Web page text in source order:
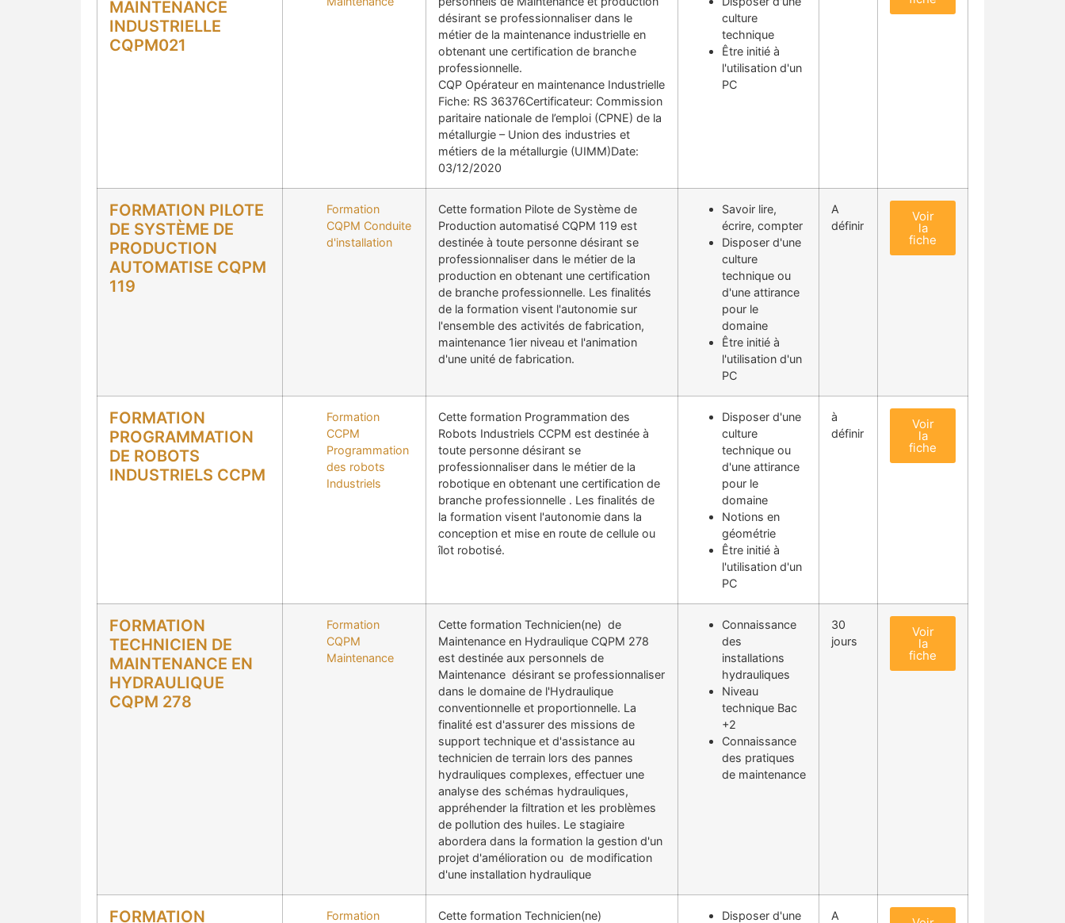
MAINTENANCE
INDUSTRIELLE
CQPM021
désirant se professionnaliser dans le
métier de la maintenance industrielle en
obtenant une certification de branche
professionnelle.
CQP Opérateur en maintenance Industrielle
Fiche: RS 36376Certificateur: Commission
paritaire nationale de l’emploi (CPNE) de la
métallurgie – Union des industries et
métiers de la métallurgie (UIMM)Date:
03/12/2020
culture
technique
Être initié à
l'utilisation d'un
PC
FORMATION PILOTE
DE SYSTÈME DE
PRODUCTION
AUTOMATISE CQPM
119
Formation
CQPM Conduite
d'installation
Cette formation Pilote de Système de
Production automatisé CQPM 119 est
destinée à toute personne désirant se
professionnaliser dans le métier de la
production en obtenant une certification
de branche professionnelle. Les finalités
de la formation visent l'autonomie sur
l'ensemble des activités de fabrication,
maintenance 1ier niveau et l'animation
d'une unité de fabrication.
Savoir lire,
écrire, compter
Disposer d'une
culture
technique ou
d'une attirance
pour le
domaine
Être initié à
l'utilisation d'un
PC
A
définir
Voir
la
fiche
FORMATION
PROGRAMMATION
DE ROBOTS
INDUSTRIELS CCPM
Formation
CCPM
Programmation
des robots
Industriels
Cette formation Programmation des
Robots Industriels CCPM est destinée à
toute personne désirant se
professionnaliser dans le métier de la
robotique en obtenant une certification de
branche professionnelle . Les finalités de
la formation visent l'autonomie dans la
conception et mise en route de cellule ou
îlot robotisé.
Disposer d'une
culture
technique ou
d'une attirance
pour le
domaine
Notions en
géométrie
Être initié à
l'utilisation d'un
PC
à
définir
Voir
la
fiche
FORMATION
TECHNICIEN DE
MAINTENANCE EN
HYDRAULIQUE
CQPM 278
Formation
CQPM
Maintenance
Cette formation Technicien(ne) de
Maintenance en Hydraulique CQPM 278
est destinée aux personnels de
Maintenance désirant se professionnaliser
dans le domaine de l'Hydraulique
conventionnelle et proportionnelle. La
finalité est d'assurer des missions de
support technique et d'assistance au
technicien de terrain lors des pannes
hydrauliques complexes, effectuer une
analyse des schémas hydrauliques,
appréhender la filtration et les problèmes
de pollution des huiles. Le stagiaire
abordera dans la formation la gestion d'un
projet d'amélioration ou de modification
d'une installation hydraulique
Connaissance
des
installations
hydrauliques
Niveau
technique Bac
+2
Connaissance
des pratiques
de maintenance
30
jours
Voir
la
fiche
FORMATION Formation Cette formation Technicien(ne) Disposer d'une A